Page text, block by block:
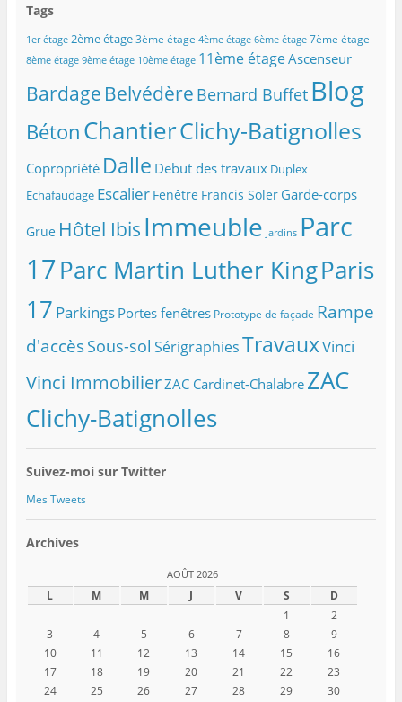
v
o
r
e
a
r
s
s
a
Tags
1er étage 2ème étage 3ème étage 4ème étage 6ème étage 7ème étage
8ème étage 9ème étage 10ème étage 11ème étageAscenseur
Bardage Belvédère Bernard Buffet Blog
Béton ChantierClichy-Batignolles
Copropriété Dalle Debut des travaux Duplex
Echafaudage Escalier Fenêtre Francis Soler Garde-corps
Grue Hôtel Ibis Immeuble Jardins Parc
17Parc Martin Luther KingParis
17 Parkings Portes fenêtres Prototype de façade Rampe
d'accèsSous-sol SérigraphiesTravauxVinci
Vinci ImmobilierZAC Cardinet-Chalabre ZAC
Clichy-Batignolles
Suivez-moi sur Twitter
Mes Tweets
Archives
AOÛT 2026
L M M J V S
D
1
2
3
4 5 6 7 8
9
10
11 12 13 14 15
16
17
18 19 20 21 22
23
24
25 26 27 28 29 30